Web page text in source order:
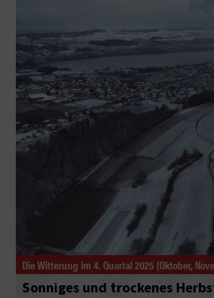
Die Witterung im 4. Quartal 2025 (Oktober,
Sonniges und trockenes